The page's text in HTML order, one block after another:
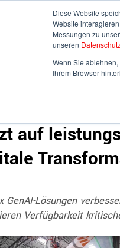
Diese Website
Website
Messungen zu
unseren
Wenn Sie
Ihrem Browser
HOME
auf
GenAI-Lösungen
Verfügbarkeit